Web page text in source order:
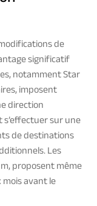
de
significatif
notamment Star
imposent
direction
sur une
de destinations
Les
proposent même
avant le